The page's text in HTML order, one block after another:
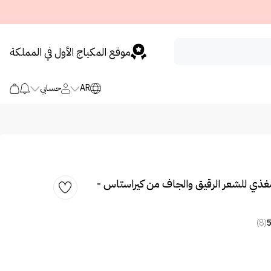
موقع المكياج الأول في المملكة
AR حسابي
للشعر الرقيق والجاف من كيراستاس -
5
(8)